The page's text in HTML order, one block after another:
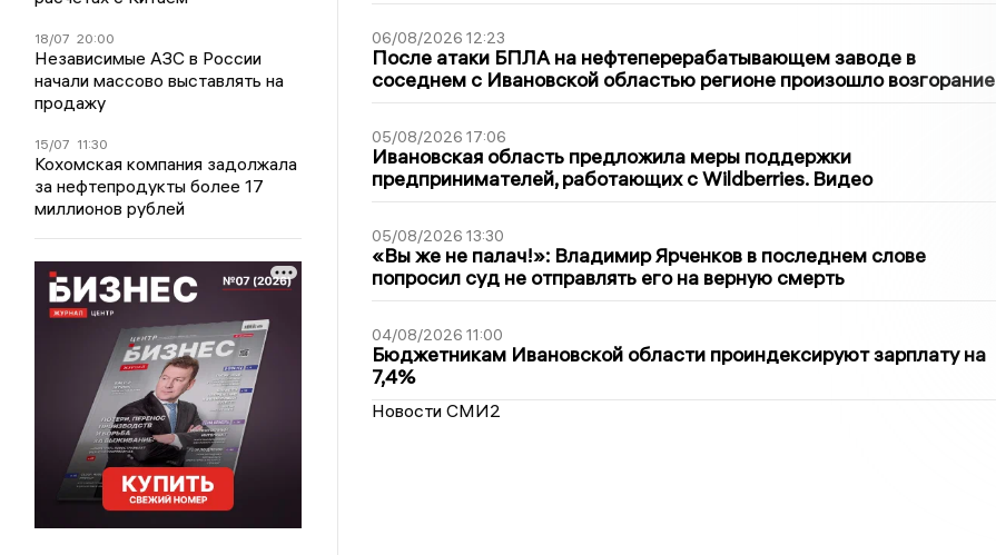
18/07 20:00
Независимые АЗС в России
начали массово выставлять на
продажу
15/07 11:30
Кохомская компания задолжала
за нефтепродукты более 17
миллионов рублей
06/08/2026 12:23
После атаки БПЛА на нефтеперерабатывающем заводе в
соседнем с Ивановской областью регионе произошло возгорание
05/08/2026 17:06
Ивановская область предложила меры поддержки
предпринимателей, работающих с Wildberries. Видео
05/08/2026 13:30
«Вы же не палач!»: Владимир Ярченков в последнем слове
попросил суд не отправлять его на верную смерть
04/08/2026 11:00
Бюджетникам Ивановской области проиндексируют зарплату на
7,4%
Новости СМИ2